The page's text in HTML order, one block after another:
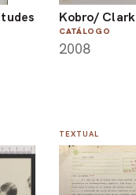
Kobro/ Clark
CATÁLOGO
2008
TEXTUAL